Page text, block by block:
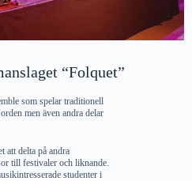
“Folquet”
som spelar traditionell
men även andra delar
att delta på andra
till festivaler och liknande.
studenter i